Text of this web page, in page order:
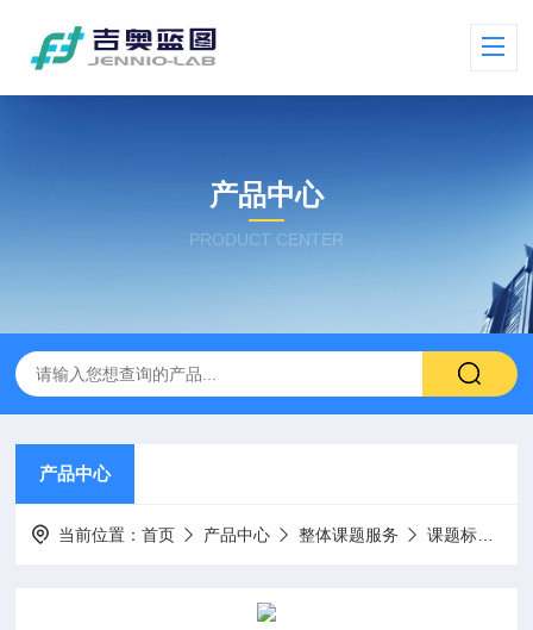
产品中心
PRODUCT CENTER
产品中心
当前位置：首页 产品中心 整体课题服务 课题标书设计项目申报